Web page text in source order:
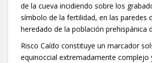
de la cueva incidiendo sobre los
símbolo de la fertilidad, en las paredes
heredado de la población prehispánica
Risco Caído constituye un marcador
equinoccial extremadamente complejo